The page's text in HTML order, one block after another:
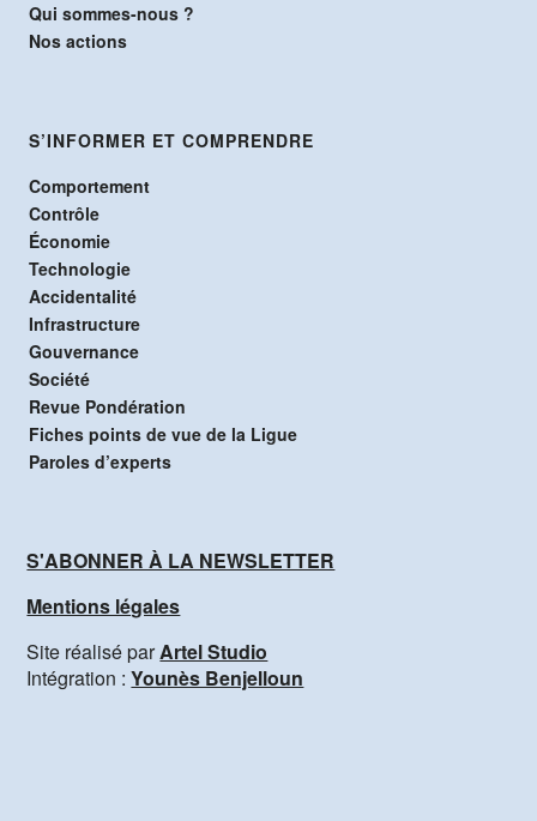
Qui sommes-nous ?
Nos actions
S’INFORMER ET COMPRENDRE
Comportement
Contrôle
Économie
Technologie
Accidentalité
Infrastructure
Gouvernance
Société
Revue Pondération
Fiches points de vue de la Ligue
Paroles d’experts
S'ABONNER À LA NEWSLETTER
Mentions légales
Site réalisé parArtel Studio
Intégration :Younès Benjelloun